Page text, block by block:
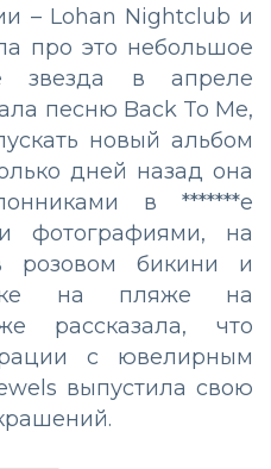
– Lohan Nightclub и
про это небольшое
звезда в апреле
песню Back To Me,
новый альбом
дней назад она
в *******е
фотографиями, на
розовом бикини и
на пляже на
рассказала, что
с ювелирным
выпустила свою